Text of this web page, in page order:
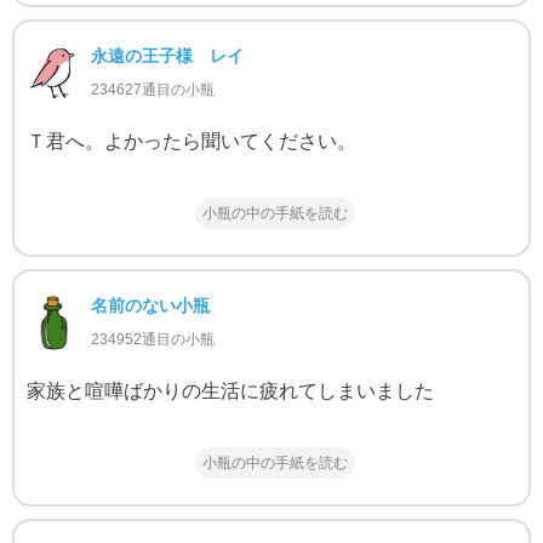
永遠の王子様 レイ
234627通目の小瓶
Ｔ君へ。よかったら聞いてください。
小瓶の中の手紙を読む
名前のない小瓶
234952通目の小瓶
家族と喧嘩ばかりの生活に疲れてしまいました
小瓶の中の手紙を読む